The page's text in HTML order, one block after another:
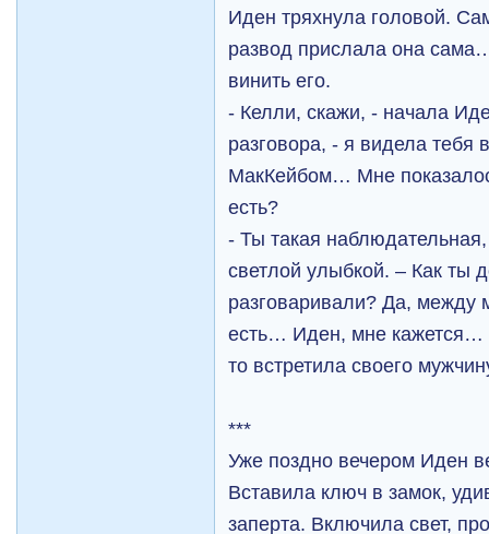
Иден тряхнула головой.
развод прислала она
винить его.
- Келли, скажи, - начала
разговора, - я видела тебя
МакКейбом… Мне
есть?
- Ты такая
светлой улыбкой. – Как ты
разговаривали? Да, между
есть… Иден, мне кажется…
то встретила своего
***
Уже поздно вечером Иден
Вставила ключ в замок,
заперта. Включила свет,